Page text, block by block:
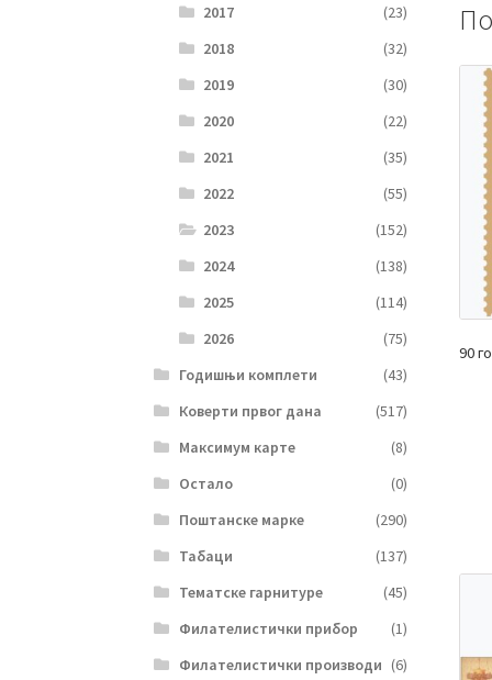
90
2017
(23)
2018
(32)
2019
(30)
2020
(22)
2021
(35)
2022
(55)
2023
(152)
2024
(138)
2025
(114)
2026
(75)
Годишњи комплети
(43)
Коверти првог дана
(517)
Максимум карте
(8)
Остало
(0)
Поштанске марке
(290)
Табаци
(137)
Тематске гарнитуре
(45)
Филателистички прибор
(1)
Филателистички производи (6)